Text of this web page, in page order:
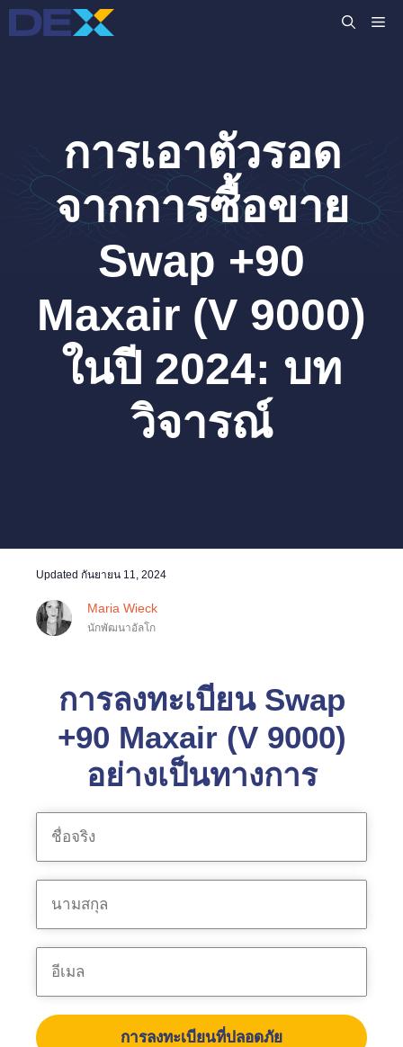
Skip
to
การเอาตัวรอด
จากการซื้อขาย
Swap +90
Maxair (V 9000)
ในปี 2024: บท
วิจารณ์
Updated กันยายน 11, 2024
Maria Wieck
นักพัฒนาอัลโก
การลงทะเบียน Swap
+90 Maxair (V 9000)
อย่างเป็นทางการ
การลงทะเบียนที่ปลอดภัย